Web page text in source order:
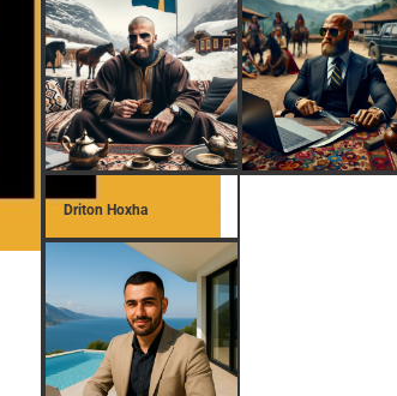
Driton Hoxha